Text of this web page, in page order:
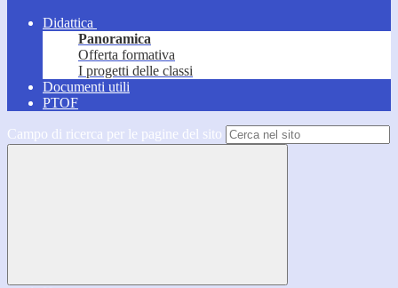
Didattica
Panoramica
Offerta formativa
I progetti delle classi
Documenti utili
PTOF
Campo di ricerca per le pagine del sito